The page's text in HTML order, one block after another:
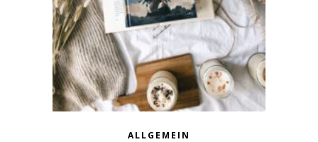
ALLGEMEIN